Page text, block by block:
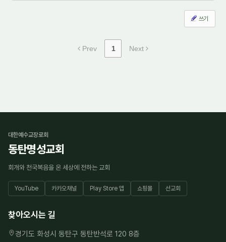
쓰기
Prev 1 Next
대한예수교장로회
동탄명성교회
회개와 천국복음을 온 세상에 전하는 교회
YouTube 카카오채널 Play Store 앱 쇼핑몰 선교회
찾아오시는 길
경기도 화성시 동탄구 동탄반석로 120 8층